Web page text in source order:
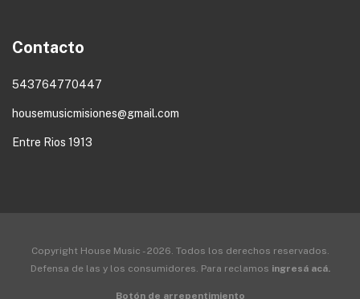
Contacto
543764770447
housemusicmisiones@gmail.com
Entre Rios 1913
Copyright House Music - 2026. Todos los derechos reservados.
Defensa de las y los consumidores. Para reclamos ingresá acá.
Botón de arrepentimiento